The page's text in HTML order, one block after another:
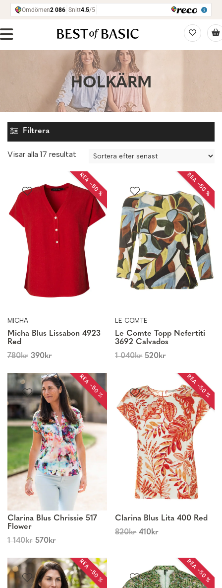
HOLKÄRM
Filtrera
Visar alla 17 resultat Sortera
senaste
REA −50 %
MICHA
Micha Blus Lissabon 4923
Red
780kr 390kr
REA −50 %
LE COMTE
Le Comte Topp Nefertiti
3692 Calvados
1 040kr 520kr
REA −50 %
Clarina Blus Chrissie 517
Flower
1 140kr 570kr
REA −50 %
Clarina Blus Lita 400 Red
820kr 410kr
REA −50 % REA −50 %